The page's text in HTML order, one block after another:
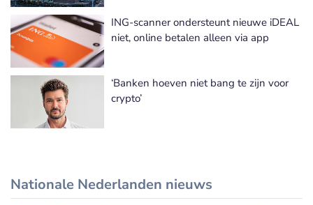
ING-scanner ondersteunt nieuwe iDEAL
niet, online betalen alleen via app
‘Banken hoeven niet bang te zijn voor
crypto’
Nationale Nederlanden nieuws